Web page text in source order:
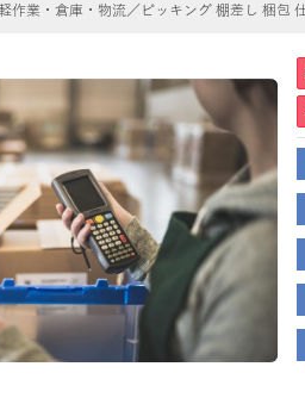
作業・倉庫・物流／ピッキング 棚差し 梱包